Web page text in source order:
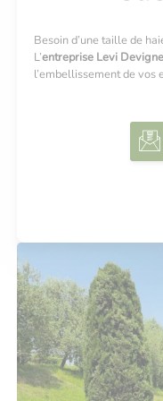
Besoin d’une taille de
L’entreprise Levi Devigne
l’embellissement de vos